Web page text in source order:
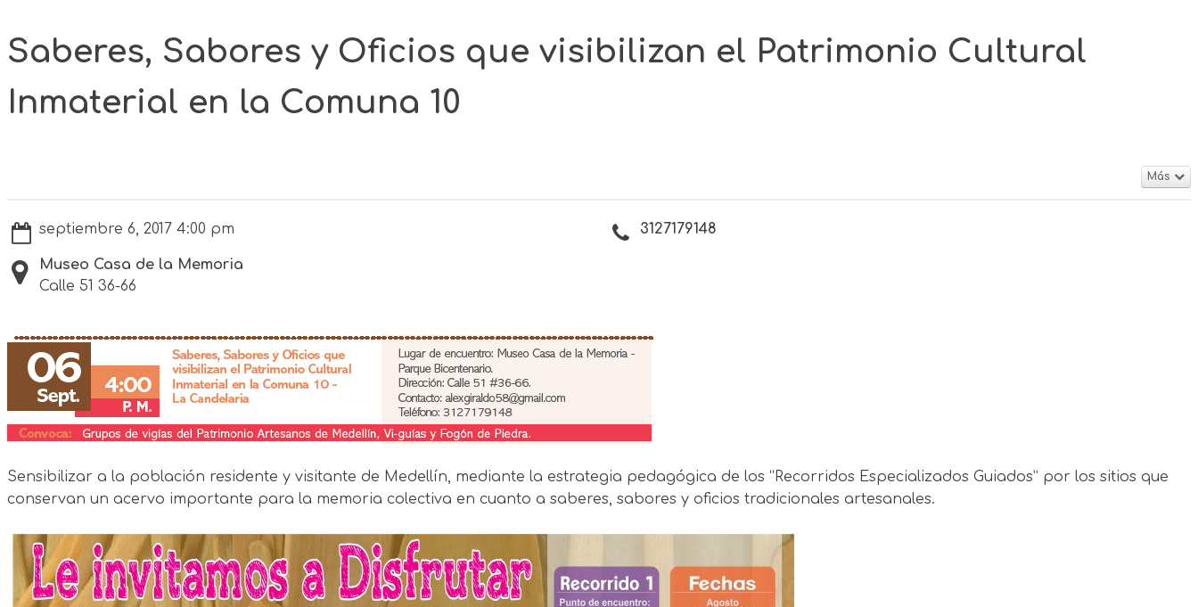
Saberes, Sabores y Oficios que visibilizan el Patrimonio Cultural
Inmaterial en la Comuna 10
Más
septiembre 6, 2017 4:00 pm
Museo Casa de la Memoria
Calle 51 36-66
3127179148
Sensibilizar a la población residente y visitante de Medellín, mediante la estrategia pedagógica de los “Recorridos Especializados Guiados” por los sitios que
conservan un acervo importante para la memoria colectiva en cuanto a saberes, sabores y oficios tradicionales artesanales.